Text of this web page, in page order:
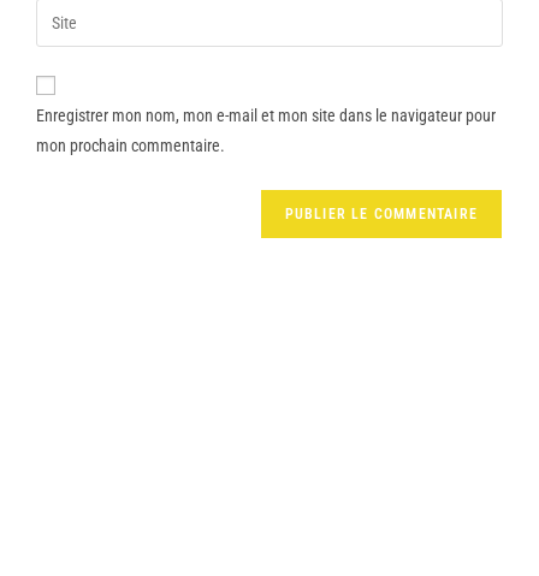
Enregistrer mon nom, mon e-mail et mon site dans le navigateur pour
mon prochain commentaire.